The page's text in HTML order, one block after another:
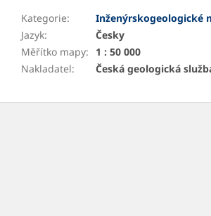
Kategorie:
Inženýrskogeologické
Jazyk:
Česky
Měřítko mapy:
1 : 50 000
Nakladatel: Česká geologická
Z